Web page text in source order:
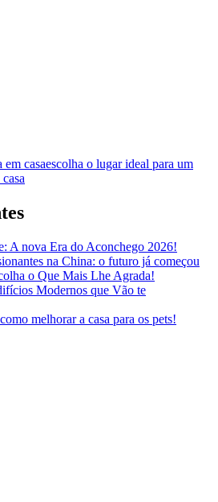
em casaescolha o lugar ideal para um
A nova Era do Aconchego 2026!
na China: o futuro já começou
o Que Mais Lhe Agrada!
Modernos que Vão te
melhorar a casa para os pets!